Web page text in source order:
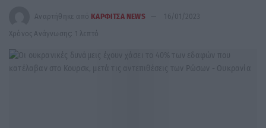
Αναρτήθηκε από ΚΑΡΦΙΤΣΑ NEWS
16/01/2023
Χρόνος Ανάγνωσης: 1 λεπτό